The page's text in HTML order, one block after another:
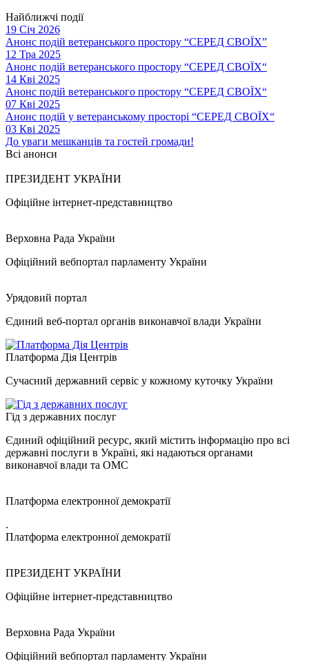
Найближчі події
19 Січ 2026
Анонс подій ветеранського простору “СЕРЕД СВОЇХ”
12 Тра 2025
Анонс подій ветеранського простору “СЕРЕД СВОЇХ“
14 Кві 2025
Анонс подій ветеранського простору “СЕРЕД СВОЇХ“
07 Кві 2025
Анонс подій у ветеранському просторі “СЕРЕД СВОЇХ“
03 Кві 2025
До уваги мешканців та гостей громади!
Всі анонси
ПРЕЗИДЕНТ УКРАЇНИ
Офіційне інтернет-представництво
Верховна Рада України
Офіційний вебпортал парламенту України
Урядовий портал
Єдиний веб-портал органів виконавчої влади України
Платформа Дія Центрів
Сучасний державний сервіс у кожному куточку України
Гід з державних послуг
Єдиний офіційний ресурс, який містить інформацію про всі
державні послуги в Україні, які надаються органами
виконавчої влади та ОМС
Платформа електронної демократії
.
Платформа електронної демократії
ПРЕЗИДЕНТ УКРАЇНИ
Офіційне інтернет-представництво
Верховна Рада України
Офіційний вебпортал парламенту України